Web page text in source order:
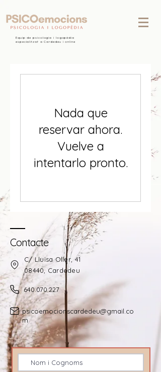
Equip de psicologia i logopèdia
especialitzat a Cardedeu i online
Nada que
reservar ahora.
Vuelve a
intentarlo pronto.
Contacte
C/ Lluïsa Oller, 41
08440, Cardedeu​
640.070.227
psicoemocionscardedeu@gmail.co
m